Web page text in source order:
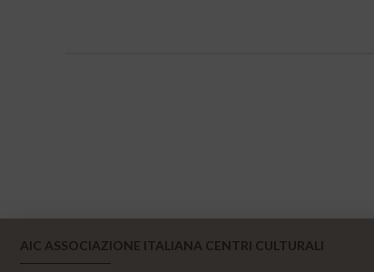
AIC ASSOCIAZIONE ITALIANA CENTRI CULTURALI